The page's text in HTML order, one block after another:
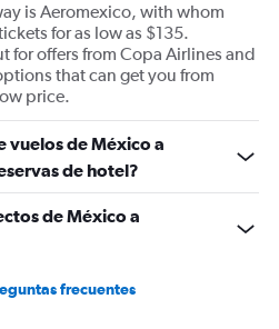
is Aeromexico, with whom
for as low as $135.
for offers from Copa Airlines and
that can get you from
price.
vuelos de México a
de hotel?
de México a
frecuentes